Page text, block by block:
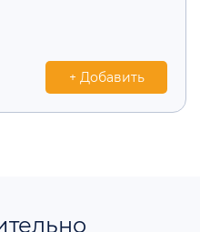
+ Добавить